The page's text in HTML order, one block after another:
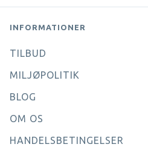
INFORMATIONER
TILBUD
MILJØPOLITIK
BLOG
OM OS
HANDELSBETINGELSER